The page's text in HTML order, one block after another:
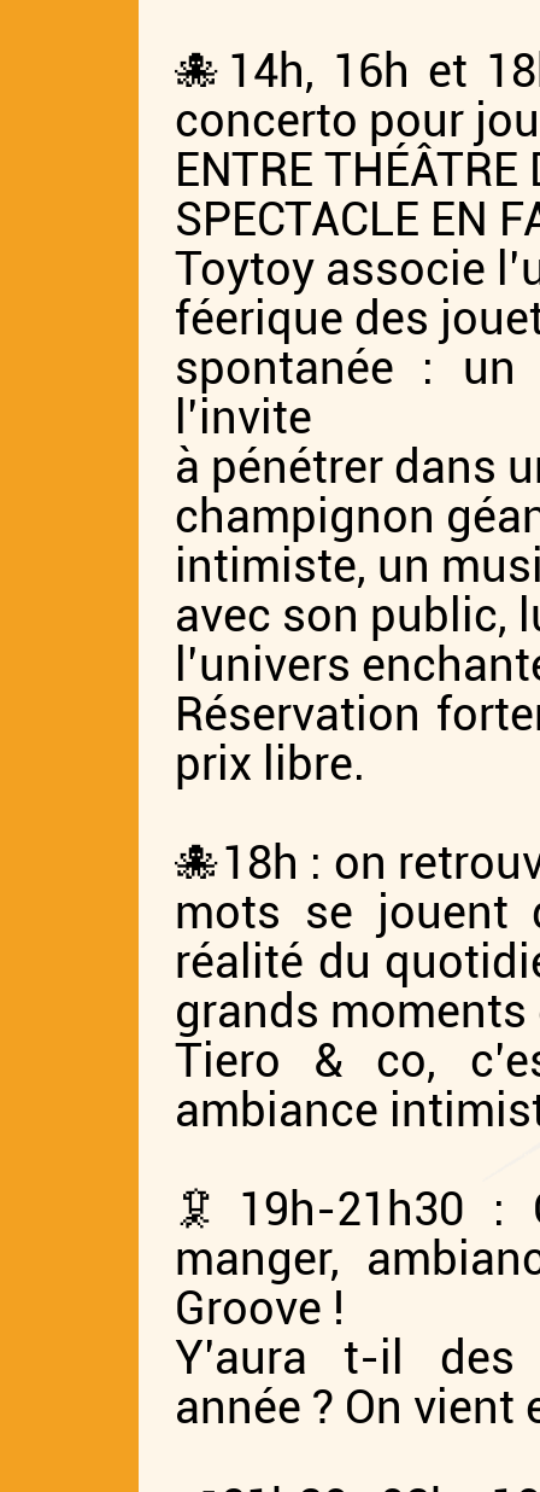
🐙14h, 16h et
concerto pour
ENTRE THÉÂTRE
SPECTACLE EN
Toytoy associe
féerique des
spontanée :
l’invite
à pénétrer dans
champignon
intimiste, un
avec son public,
l’univers
Réservation
prix libre.
🐙18h : on
mots se jouent
réalité du
grands
Tiero & co,
ambiance
🦑19h-21h30 :
manger,
Groove !
Y’aura t-il des
année ? On vient